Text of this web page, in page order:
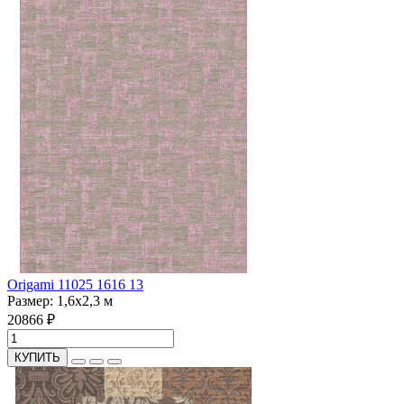
Origami 11025 1616 13
Размер: 1,6x2,3 м
20866 ₽
КУПИТЬ